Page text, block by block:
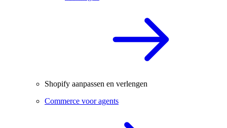
Shopify aanpassen en verlengen
Commerce voor agents